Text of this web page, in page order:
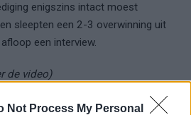
Not Process My Personal
enigszins intact moest
sleepten een 2-3 overwinning uit
een interview.
de video)